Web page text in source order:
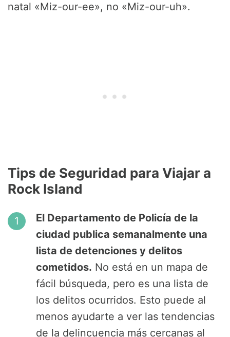
natal «Miz-our-ee», no «Miz-our-uh».
Tips de Seguridad para Viajar a
Rock Island
El Departamento de Policía de la
ciudad publica semanalmente una
lista de detenciones y delitos
cometidos. No está en un mapa de
fácil búsqueda, pero es una lista de
los delitos ocurridos. Esto puede al
menos ayudarte a ver las tendencias
de la delincuencia más cercanas al